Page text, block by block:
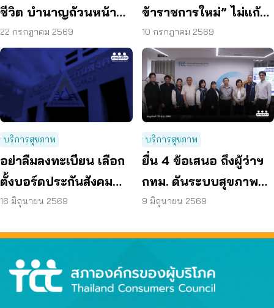
ชีวิต บำนาญถ้วนหน้า
คือคำตอบของสังคมสูง
วัย
22 กรกฎาคม 2569
ข้าราชการใหม่” ไม่แก้
ปัญหางบฯ ระยะยาว
เสนอรวมกองทุนสุขภาพ
10 กรกฎาคม 2569
บริการสุขภาพ
อย่าลืมลงทะเบียน เลือก
ตั้งบอร์ดประกันสังคม
ก่อน 15 ก.ค. แล้วเตรียม
16 มิถุนายน 2569
บริการสุขภาพ
ยื่น 4 ข้อเสนอ ถึงผู้ว่าฯ
กทม. ดันระบบสุขภาพ
คนกรุงไร้รอยต่อ
9 มิถุนายน 2569